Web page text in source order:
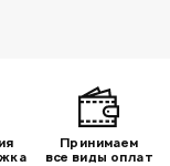
Принимаем
все виды оплат